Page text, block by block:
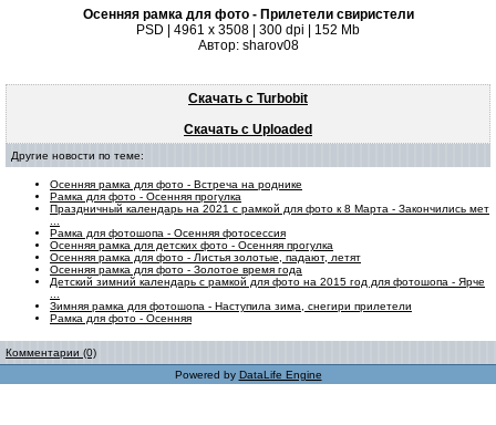
Осенняя рамка для фото - Прилетели свиристели
PSD | 4961 х 3508 | 300 dpi | 152 Mb
Автор: sharov08
Скачать с Turbobit
Скачать с Uploaded
Другие новости по теме:
Осенняя рамка для фото - Встреча на роднике
Рамка для фото - Осенняя прогулка
Праздничный календарь на 2021 с рамкой для фото к 8 Марта - Закончились мет
Рамка для фотошопа - Осенняя фотосессия
Осенняя рамка для детских фото - Осенняя прогулка
Осенняя рамка для фото - Листья золотые, падают, летят
Осенняя рамка для фото - Золотое время года
Детский зимний календарь с рамкой для фото на 2015 год для фотошопа - Ярче
Зимняя рамка для фотошопа - Наступила зима, снегири прилетели
Рамка для фото - Осенняя
Комментарии (0)
Powered by DataLife Engine